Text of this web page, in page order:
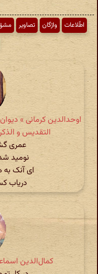
اطّلاعات واژگان تصاویر
اوحدالدین کرمانی »
التقدیس و
عمری
نومید
ای آنک به
دریاب
کمال‌الدین